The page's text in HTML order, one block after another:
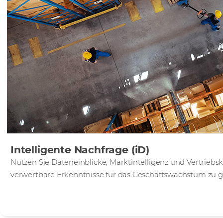
Intelligente Nachfrage (iD)
Nutzen Sie Dateneinblicke, Marktintelligenz und
verwertbare Erkenntnisse für das Geschäftswachstum zu